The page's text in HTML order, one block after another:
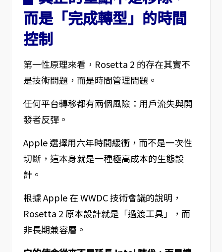
而是「完成轉型」的時間
控制
第一性原理來看，Rosetta 2 的存在其實不
是技術問題，而是時間管理問題。
任何平台轉移都有兩個風險：用戶流失與開
發者反彈。
Apple 選擇用六年時間緩衝，而不是一次性
切斷，這本身就是一種極高成本的生態設
計。
根據 Apple 在 WWDC 技術會議的說明，
Rosetta 2 原本設計就是「過渡工具」，而
非長期兼容層。